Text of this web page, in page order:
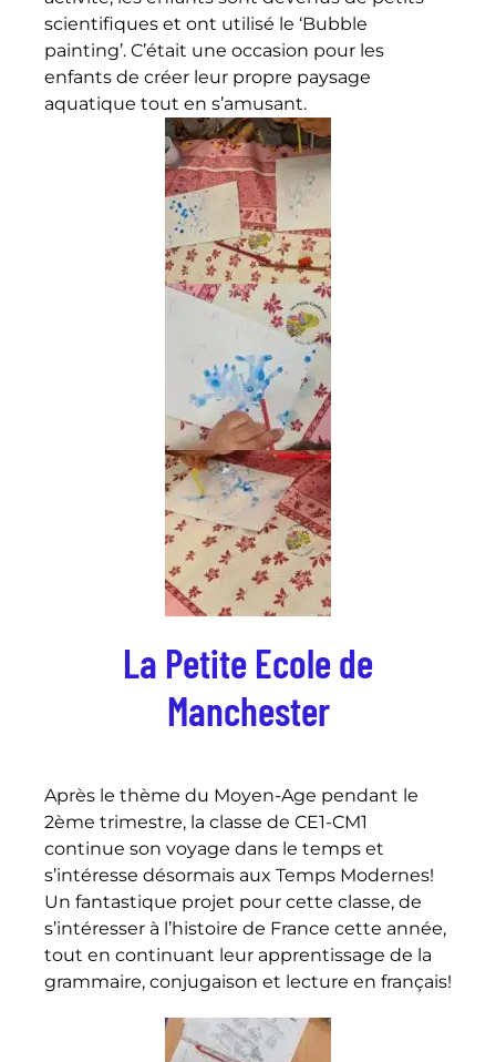
scientifiques et ont utilisé le ‘Bubble
painting’. C’était une occasion pour les
enfants de créer leur propre paysage
aquatique tout en s’amusant.
La Petite Ecole de
Manchester
Après le thème du Moyen-Age pendant le
2ème trimestre, la classe de CE1-CM1
continue son voyage dans le temps et
s’intéresse désormais aux Temps Modernes!
Un fantastique projet pour cette classe, de
s’intéresser à l’histoire de France cette année,
tout en continuant leur apprentissage de la
grammaire, conjugaison et lecture en français!